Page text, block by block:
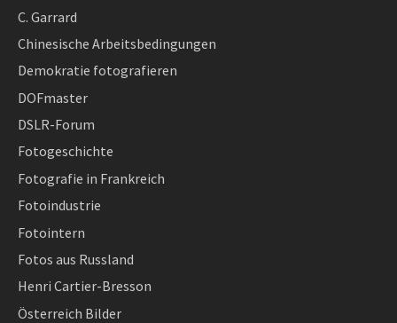
C. Garrard
Chinesische Arbeitsbedingungen
Demokratie fotografieren
DOFmaster
DSLR-Forum
Fotogeschichte
Fotografie in Frankreich
Fotoindustrie
Fotointern
Fotos aus Russland
Henri Cartier-Bresson
Österreich Bilder